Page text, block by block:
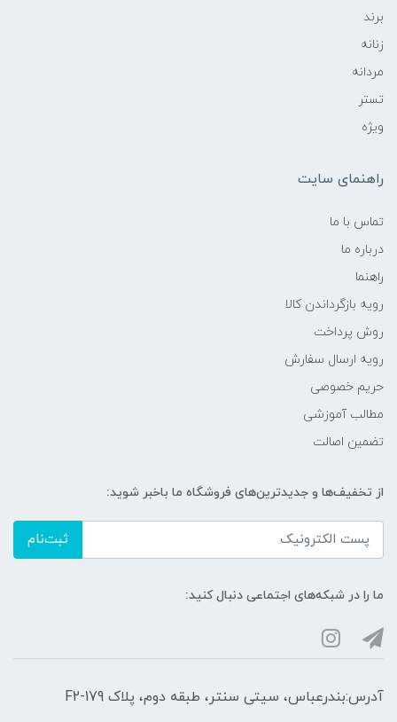
برند
زنانه
مردانه
تستر
ویژه
راهنمای سایت
تماس با ما
درباره ما
راهنما
رویه‌ بازگرداندن کالا
روش پرداخت
رویه ارسال سفارش
حریم خصوصی
مطالب آموزشی
تضمین اصالت
از تخفیف‌ها و جدیدترین‌های فروشگاه ما باخبر شوید:
ثبت‌نام
ما را در شبکه‌های اجتماعی دنبال کنید:
آدرس:بندرعباس، سیتی سنتر، طبقه دوم، پلاک F2-179